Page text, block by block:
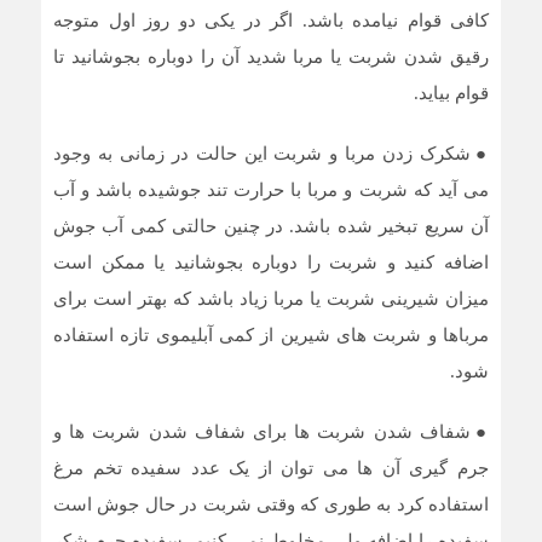
کافی قوام نیامده باشد. اگر در یکی دو روز اول متوجه
رقیق شدن شربت یا مربا شدید آن را دوباره بجوشانید تا
قوام بیاید.
● شکرک زدن مربا و شربت این حالت در زمانی به وجود
می آید که شربت و مربا با حرارت تند جوشیده باشد و آب
آن سریع تبخیر شده باشد. در چنین حالتی کمی آب جوش
اضافه کنید و شربت را دوباره بجوشانید یا ممکن است
میزان شیرینی شربت یا مربا زیاد باشد که بهتر است برای
مرباها و شربت های شیرین از کمی آبلیموی تازه استفاده
شود.
● شفاف شدن شربت ها برای شفاف شدن شربت ها و
جرم گیری آن ها می توان از یک عدد سفیده تخم مرغ
استفاده کرد به طوری که وقتی شربت در حال جوش است